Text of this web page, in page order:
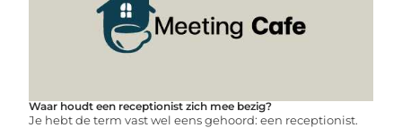
Waar houdt een receptionist zich mee bezig?
Je hebt de term vast wel eens gehoord: een receptionist.